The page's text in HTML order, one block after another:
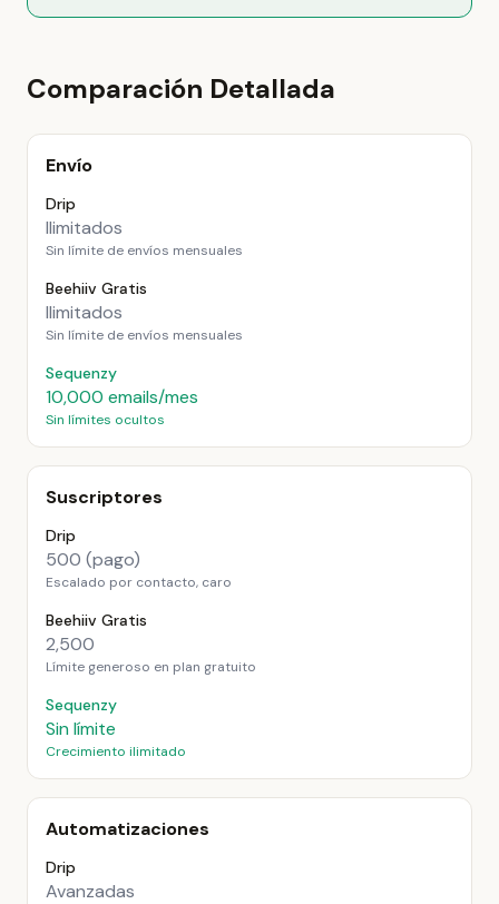
Comparación Detallada
Envío
Drip
Ilimitados
Sin límite de envíos mensuales
Beehiiv Gratis
Ilimitados
Sin límite de envíos mensuales
Sequenzy
10,000 emails/mes
Sin límites ocultos
Suscriptores
Drip
500 (pago)
Escalado por contacto, caro
Beehiiv Gratis
2,500
Límite generoso en plan gratuito
Sequenzy
Sin límite
Crecimiento ilimitado
Automatizaciones
Drip
Avanzadas